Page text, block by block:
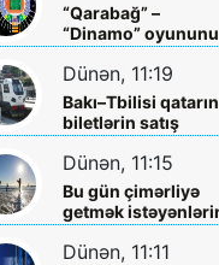
“Qarabağ” –
“Dinamo”
biletləri satışa
çıxarılır
Dünən, 11:19
Bakı–Tbilisi
biletlərin satış
müddəti artırılır
Dünən, 11:15
Bu gün çimərliyə
getmək
diqqətinə!
Dünən, 11:11